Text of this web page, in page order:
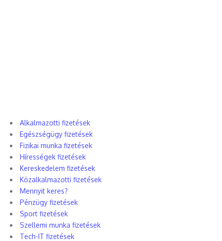
Alkalmazotti fizetések
Egészségügy fizetések
Fizikai munka fizetések
Hírességek fizetések
Kereskedelem fizetések
Közalkalmazotti fizetések
Mennyit keres?
Pénzügy fizetések
Sport fizetések
Szellemi munka fizetések
Tech-IT fizetések